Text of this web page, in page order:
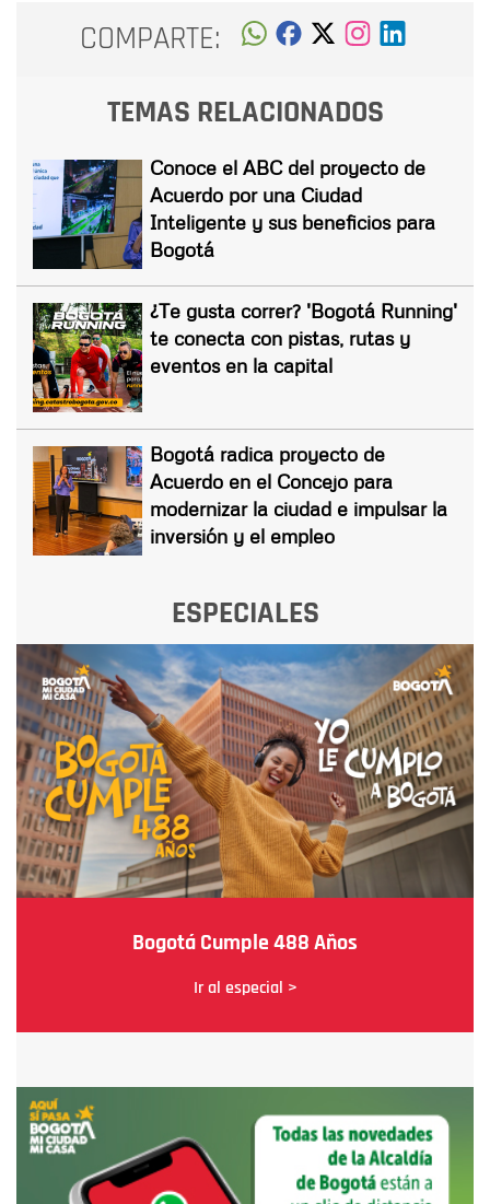
COMPARTE:
TEMAS RELACIONADOS
Conoce el ABC del proyecto de
Acuerdo por una Ciudad
Inteligente y sus beneficios para
Bogotá
¿Te gusta correr? 'Bogotá Running'
te conecta con pistas, rutas y
eventos en la capital
Bogotá radica proyecto de
Acuerdo en el Concejo para
modernizar la ciudad e impulsar la
inversión y el empleo
ESPECIALES
Bogotá Cumple 488 Años
Ir al especial >